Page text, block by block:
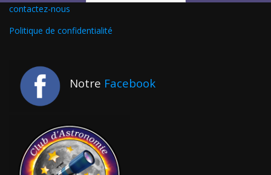
contactez-nous
Politique de confidentialité
Notre Facebook